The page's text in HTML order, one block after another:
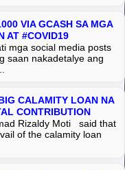
VIA GCASH SA MGA
AT #COVID19
mga social media posts
saan nakadetalye ang
CALAMITY LOAN NA
CONTRIBUTION
Rizaldy Moti said that
of the calamity loan